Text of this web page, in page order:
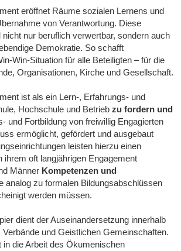
eröffnet Räume sozialen Lernens und
von Verantwortung. Diese
nicht nur beruflich verwertbar, sondern auch
Demokratie. So schafft
Win-Situation für alle Beteiligten – für die
Organisationen, Kirche und Gesellschaft.
ist als ein Lern-, Erfahrungs- und
Hochschule und Betriebzu fordern und
und Fortbildung von freiwillig Engagierten
ermöglicht, gefördert und ausgebaut
leisten hierzu einen
ihrem oft langjährigen Engagement
Männer Kompetenzen und
analog zu formalen Bildungsabschlüssen
werden müssen.
dient der Auseinandersetzung innerhalb
und Geistlichen Gemeinschaften.
in die Arbeit des Ökumenischen